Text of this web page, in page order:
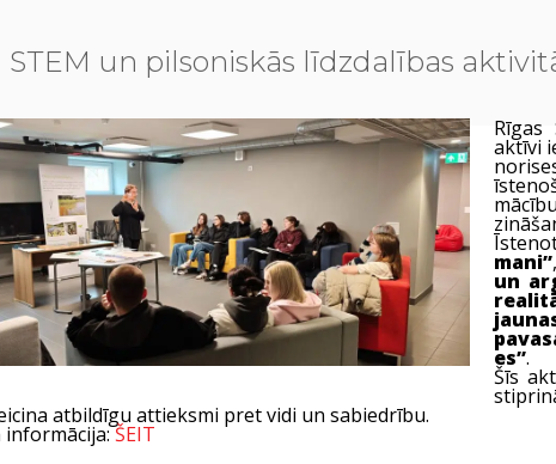
STEM un pilsoniskās līdzdalības
Rīgas
aktīvi
mani”,
un
es”.
Šīs
atbildīgu attieksmi pret vidi un sabiedrību.
informācija:ŠEIT